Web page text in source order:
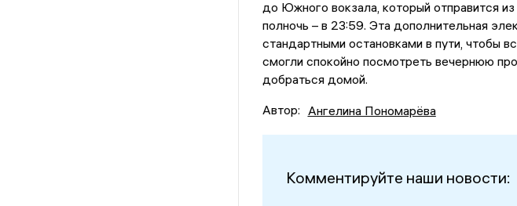
до Южного вокзала, который отправится
полночь – в 23:59. Эта дополнительная
стандартными остановками в пути, чтобы
смогли спокойно посмотреть вечернюю
добраться домой.
Автор: Ангелина Пономарёва
Комментируйте наши новости: